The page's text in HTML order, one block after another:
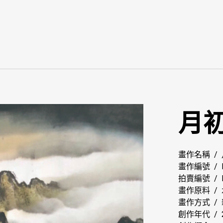
月
畫作名稱 /
畫作編號 /
拍賣編號 /
畫作原料 /
畫作方式 /
創作年代 /